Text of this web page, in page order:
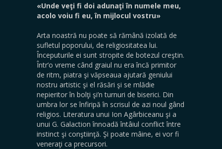
«Unde veţi fi doi adunaţi în numele meu,
acolo voiu fi eu, în mijlocul vostru»
Arta noastră nu poate să rămână izolată de
sufletul poporului, de religiositatea lui.
Începuturile ei sunt stropite de botezul creştin.
Într’o vreme când graiul nu era încă primitor
de ritm, piatra şi văpseaua ajutară geniului
nostru artistic şi el răsări şi se mlădie
nepieritor în bolţi şi’n turnuri de biserici. Din
umbra lor se înfiripă în scrisul de azi noul gând
religios. Literatura unui Ion Agârbiceanu şi a
unui G. Galaction înnoadă întâiul conflict între
instinct şi conştiinţă. Şi poate mâine, ei vor fi
veneraţi ca precursori.